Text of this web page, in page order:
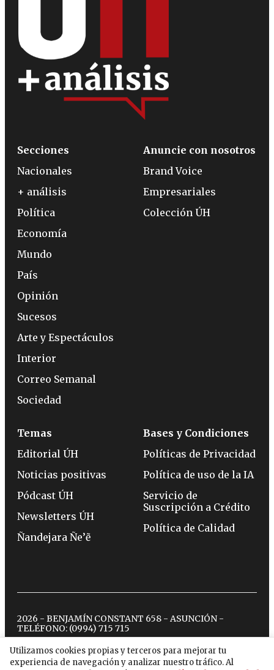
Utilizamos cookies propias y terceros para mejorar tu
experiencia de navegación y analizar nuestro tráfico. Al
Secciones
Nacionales
+ análisis
Política
Economía
Mundo
País
Opinión
Sucesos
Arte y Espectáculos
Interior
Correo Semanal
Sociedad
Anuncie con nosotros
Brand Voice
Empresariales
Colección ÚH
Temas
Editorial ÚH
Noticias positivas
Pódcast ÚH
Newsletters ÚH
Ñandejara Ñe’ẽ
Bases y Condiciones
Políticas de Privacidad
Política de uso de la IA
Servicio de
Suscripción a Crédito
Política de Calidad
2026 - BENJAMÍN CONSTANT 658 - ASUNCIÓN -
TELÉFONO: (0994) 715 715